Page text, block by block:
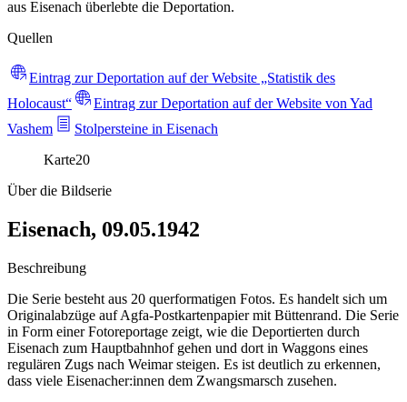
aus Eisenach überlebte die Deportation.
Quellen
Eintrag zur Deportation auf der Website „Statistik des
Holocaust“
Eintrag zur Deportation auf der Website von Yad
Vashem
Stolpersteine in Eisenach
Karte20
Über die Bildserie
Eisenach, 09.05.1942
Beschreibung
Die Serie besteht aus 20 querformatigen Fotos. Es handelt sich um
Originalabzüge auf Agfa-Postkartenpapier mit Büttenrand. Die Serie
in Form einer Fotoreportage zeigt, wie die Deportierten durch
Eisenach zum Hauptbahnhof gehen und dort in Waggons eines
regulären Zugs nach Weimar steigen. Es ist deutlich zu erkennen,
dass viele Eisenacher:innen dem Zwangsmarsch zusehen.